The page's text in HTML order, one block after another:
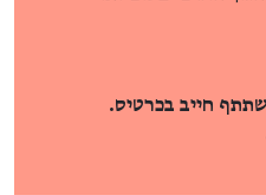
חייב בכרטיס.